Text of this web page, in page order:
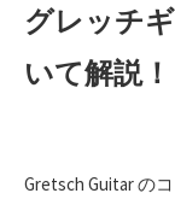
グレッチ
いて解説！
Gretsch Guitar の